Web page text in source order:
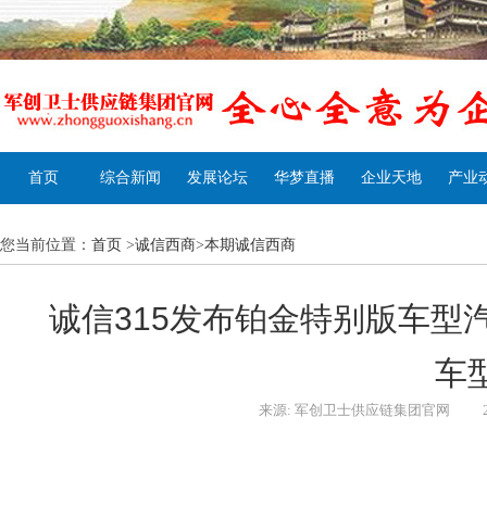
首页 综合新闻 发展论坛 华梦直播 企业天地 产业
您当前位置： 首页 >诚信西商>本期诚信西商
诚信315发布铂金特别版车型
车
来源: 军创卫士供应链集团官网